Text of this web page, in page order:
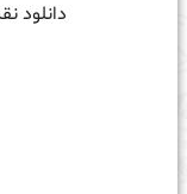
دانلود